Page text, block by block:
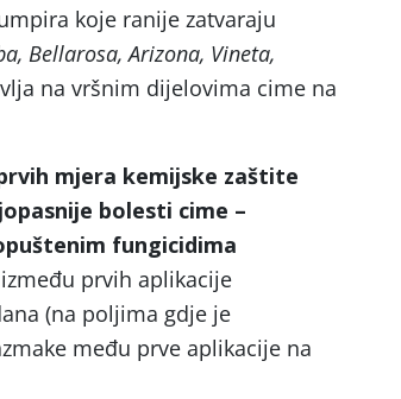
koje ranije zatvaraju
Bellarosa, Arizona, Vineta,
na vršnim dijelovima cime na
mjera kemijske zaštite
bolesti cime –
fungicidima
između prvih aplikacije
(na poljima gdje je
među prve aplikacije na